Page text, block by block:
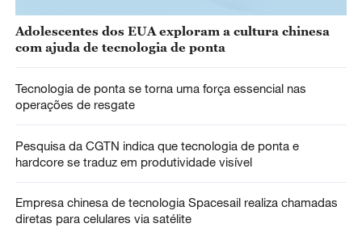
Adolescentes dos EUA exploram a cultura chinesa
com ajuda de tecnologia de ponta
Tecnologia de ponta se torna uma força essencial nas
operações de resgate
Pesquisa da CGTN indica que tecnologia de ponta e
hardcore se traduz em produtividade visível
Empresa chinesa de tecnologia Spacesail realiza chamadas
diretas para celulares via satélite